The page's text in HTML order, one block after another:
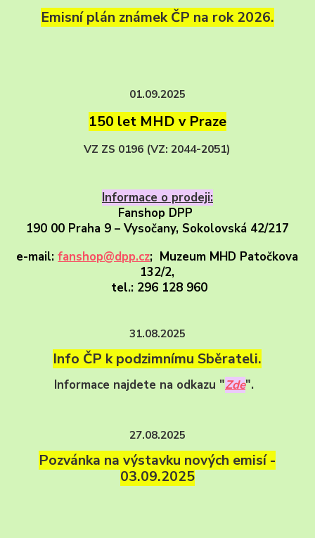
Emisní plán známek ČP na rok 2026.
01.09.2025
150 let MHD v Praze
VZ ZS 0196 (VZ: 2044-2051)
Informace o prodeji:
Fanshop DPP
190 00 Praha 9 – Vysočany, Sokolovská 42/217
e-mail:fanshop@dpp.cz; Muzeum MHD Patočkova
132/2,
tel.: 296 128 960
31.08.2025
Info ČP k podzimnímu Sběrateli.
Informace najdete na odkazu "Zde".
27.08.2025
Pozvánka na výstavku nových emisí -
03.09.2025